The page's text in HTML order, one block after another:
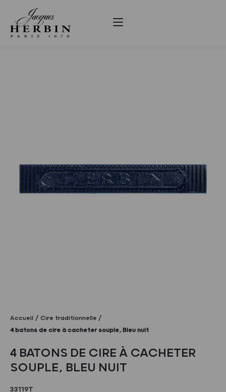
Accueil
Cire traditionnelle
4 batons de cire à cacheter souple, Bleu nuit
4 BATONS DE CIRE À CACHETER
SOUPLE, BLEU NUIT
33119T